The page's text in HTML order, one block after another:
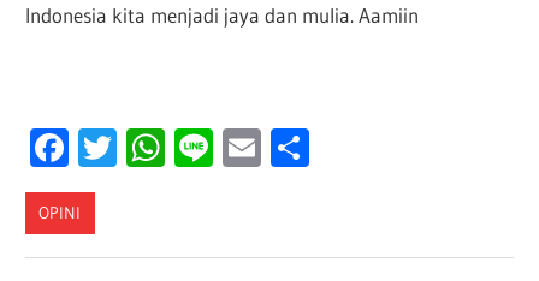
Indonesia kita menjadi jaya dan mulia. Aamiin
Facebook
Twitter
WhatsApp
LineEmail
OPINI